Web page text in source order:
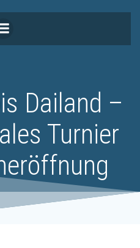
Inhalt
Dailand –
Turnier